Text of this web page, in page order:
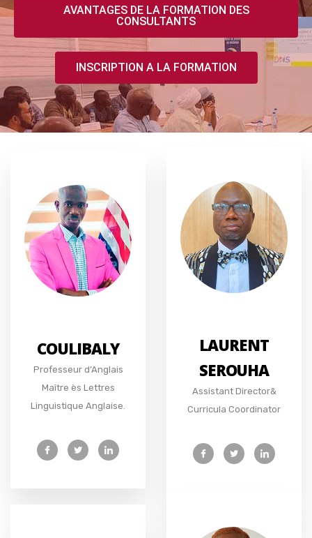
AVANTAGES DE LA FORMATION DES
CONSULTANTS
INSCRIPTION A LA FORMATION
COULIBALY
Professeur d’Anglais
Maître ès Lettres
Linguistique Anglaise.
LAURENT
SEROUHA
Assistant Director&
Curricula Coordinator